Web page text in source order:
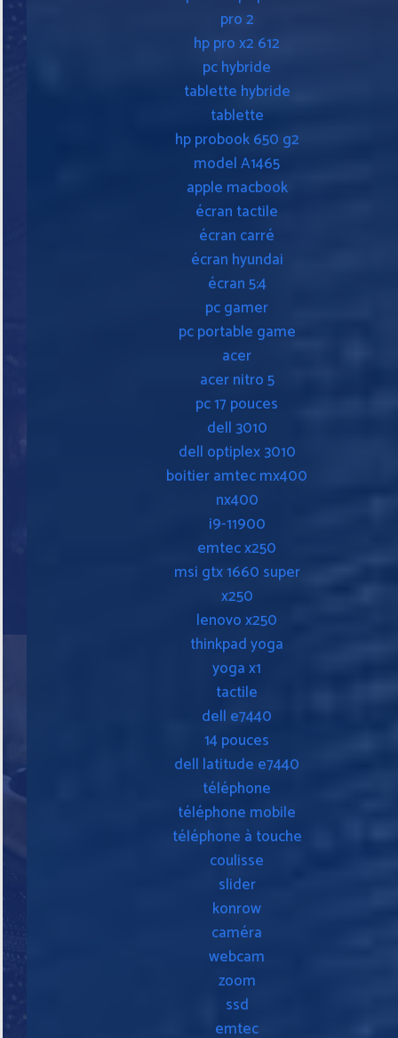
pro 2
hp pro x2 612
pc hybride
tablette hybride
tablette
hp probook 650 g2
model A1465
apple macbook
écran tactile
écran carré
écran hyundai
écran 5:4
pc gamer
pc portable game
acer
acer nitro 5
pc 17 pouces
dell 3010
dell optiplex 3010
boitier amtec mx400
nx400
i9-11900
emtec x250
msi gtx 1660 super
x250
lenovo x250
thinkpad yoga
yoga x1
tactile
dell e7440
14 pouces
dell latitude e7440
téléphone
téléphone mobile
téléphone à touche
coulisse
slider
konrow
caméra
webcam
zoom
ssd
emtec